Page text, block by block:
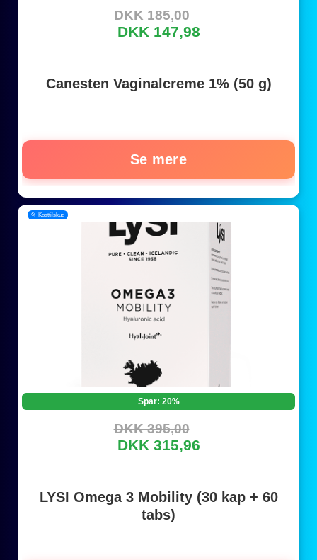
DKK 185,00
DKK 147,98
Canesten Vaginalcreme 1% (50 g)
Se mere
📂 Kosttilskud
Spar: 20%
DKK 395,00
DKK 315,96
LYSI Omega 3 Mobility (30 kap + 60
tabs)